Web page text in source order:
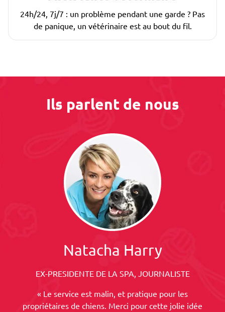
24h/24, 7j/7 : un problème pendant une garde ? Pas
de panique, un vétérinaire est au bout du fil.
Ils parlent de nous
Natacha Harry
EX-PRESIDENTE DE LA SPA, JOURNALISTE
« Le service est malin, et pratique pour les
propriétaires de chiens. Merci pour cette jolie idée